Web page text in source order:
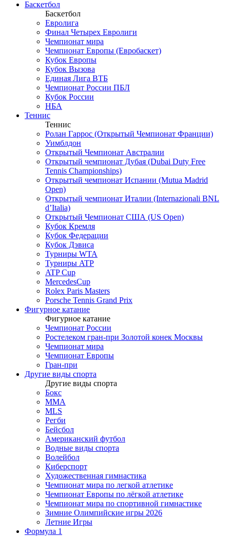
Баскетбол
Баскетбол
Евролига
Финал Четырех Евролиги
Чемпионат мира
Чемпионат Европы (Евробаскет)
Кубок Европы
Кубок Вызова
Единая Лига ВТБ
Чемпионат России ПБЛ
Кубок России
НБА
Теннис
Теннис
Ролан Гаррос (Открытый Чемпионат Франции)
Уимблдон
Открытый Чемпионат Австралии
Открытый чемпионат Дубая (Dubai Duty Free
Tennis Championships)
Открытый чемпионат Испании (Mutua Madrid
Open)
Открытый чемпионат Италии (Internazionali BNL
d’Italia)
Открытый Чемпионат США (US Open)
Кубок Кремля
Кубок Федерации
Кубок Дэвиса
Турниры WTA
Турниры ATP
ATP Cup
MercedesCup
Rolex Paris Masters
Porsche Tennis Grand Prix
Фигурное катание
Фигурное катание
Чемпионат России
Ростелеком гран-при Золотой конек Москвы
Чемпионат мира
Чемпионат Европы
Гран-при
Другие виды спорта
Другие виды спорта
Бокс
MMA
MLS
Регби
Бейсбол
Американский футбол
Водные виды спорта
Волейбол
Киберспорт
Художественная гимнастика
Чемпионат мира по легкой атлетике
Чемпионат Европы по лёгкой атлетике
Чемпионат мира по спортивной гимнастике
Зимние Олимпийские игры 2026
Летние Игры
Формула 1